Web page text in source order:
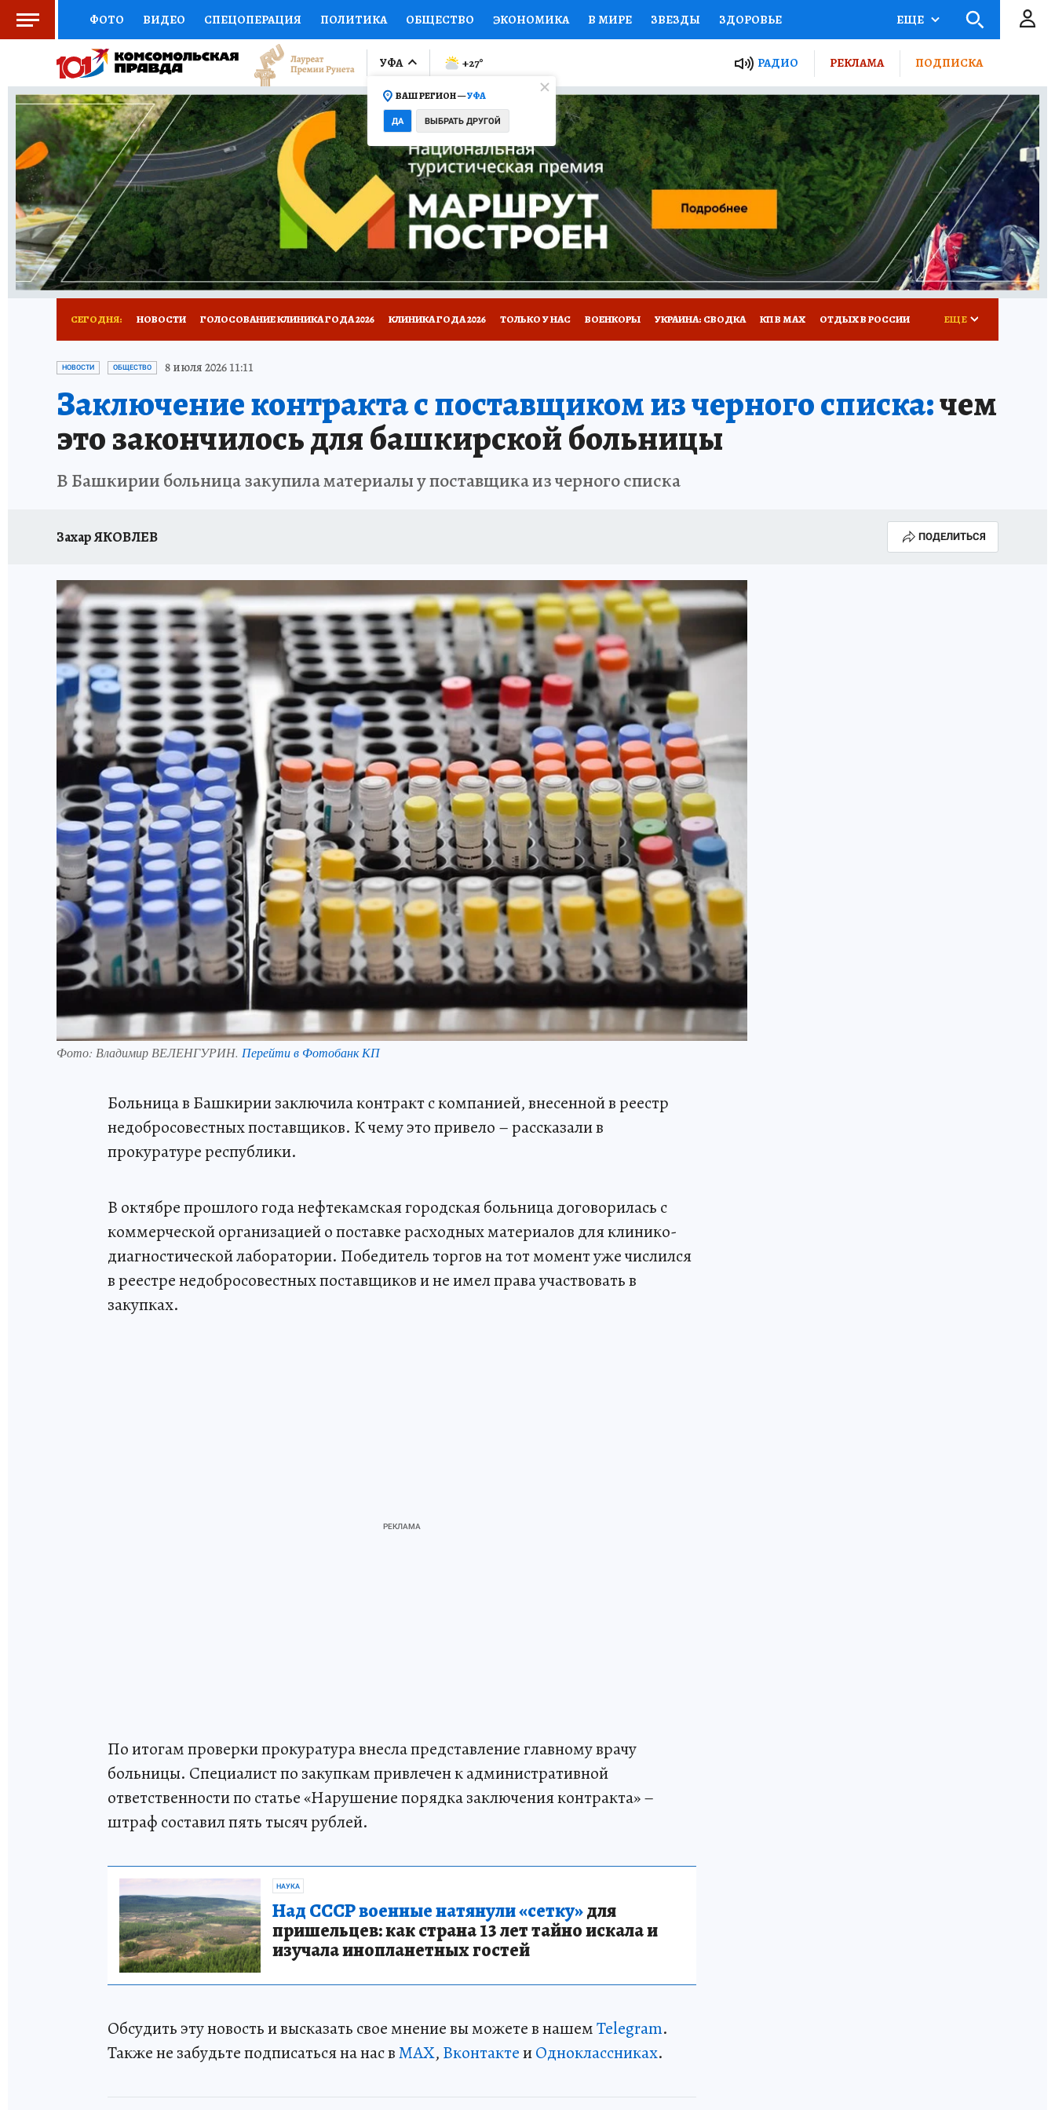
ФОТО ВИДЕО СПЕЦОПЕРАЦИЯ ПОЛИТИКА ОБЩЕСТВО ЭКОНОМИКА В МИРЕ ЗВЕЗДЫ ЗДОРОВЬЕ
СОЦПОДДЕРЖКА НАУКА СПОРТ КОЛУМНИСТЫ ПРОИСШЕСТВИЯ НАЦИОНАЛЬНЫЕ ПРОЕКТЫ РОССИИ
ВЫБОР ЭКСПЕРТОВ ДОКТОР ФИНАНСЫ ОТКРЫВАЕМ МИР СЕМЬЯ ЖЕНСКИЕ СЕКРЕТЫ ПУТЕВОДИТЕЛЬ
КНИЖНАЯ ПОЛКА ПРОГНОЗЫ НА СПОРТ ПРОМОКОДЫ СЕРИАЛЫ СПЕЦПРОЕКТЫ ДЕФИЦИТ ЖЕЛЕЗА ТУРИЗМ
ПРЕСС-ЦЕНТР НЕДВИЖИМОСТЬ ТЕЛЕВИЗОР КОЛЛЕКЦИИ КОНКУРСЫ РАБОТА У НАС ГИД ПОТРЕБИТЕЛЯ ВСЕ О КП
РАДИО КП РЕКЛАМА ТЕСТЫ НОВОЕ НА САЙТЕ
ЕЩЕ
УФА
ВАШ РЕГИОН —УФА
ДА ВЫБРАТЬ ДРУГОЙ
+27° РАДИО РЕКЛАМА ПОДПИСКА
СЕГОДНЯ: НОВОСТИ ГОЛОСОВАНИЕ КЛИНИКА ГОДА 2026 КЛИНИКА ГОДА 2026 ТОЛЬКО У НАС ВОЕНКОРЫ УКРАИНА: СВОДКА КП В МАХ ОТДЫХ В РОССИИ
ЗАПОВЕДНАЯ РОССИЯ
ЕЩЕ
НОВОСТИ ОБЩЕСТВО 8 июля 2026 11:11
Заключение контракта с поставщиком из черного списка:чем
это закончилось для башкирской больницы
В Башкирии больница закупила материалы у поставщика из черного списка
Захар ЯКОВЛЕВ ПОДЕЛИТЬСЯ
Фото: Владимир ВЕЛЕНГУРИН. Перейти в Фотобанк КП
Больница в Башкирии заключила контракт с компанией, внесенной в реестр
недобросовестных поставщиков. К чему это привело – рассказали в
прокуратуре республики.
В октябре прошлого года нефтекамская городская больница договорилась с
коммерческой организацией о поставке расходных материалов для клинико-
диагностической лаборатории. Победитель торгов на тот момент уже числился
в реестре недобросовестных поставщиков и не имел права участвовать в
закупках.
По итогам проверки прокуратура внесла представление главному врачу
больницы. Специалист по закупкам привлечен к административной
ответственности по статье «Нарушение порядка заключения контракта» –
штраф составил пять тысяч рублей.
НАУКА
Над СССР военные натянули «сетку»для
пришельцев: как страна 13 лет тайно искала и
изучала инопланетных гостей
Обсудить эту новость и высказать свое мнение вы можете в нашемTelegram.
Также не забудьте подписаться на нас вMAX, ВконтактеиОдноклассниках.